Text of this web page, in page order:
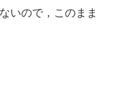
いので，このまま